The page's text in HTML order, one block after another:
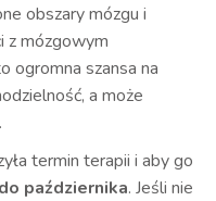
obszary mózgu i
z mózgowym
ogromna szansa na
a może
termin terapii i aby go
do października. Jeśli nie